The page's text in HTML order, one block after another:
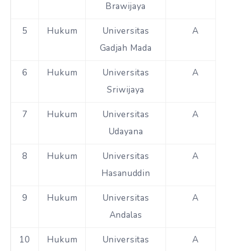
Brawijaya
5 Hukum
Universitas
Gadjah Mada
A
6 Hukum
Universitas
Sriwijaya
A
7 Hukum
Universitas
Udayana
A
8 Hukum
Universitas
Hasanuddin
A
9 Hukum
Universitas
Andalas
A
10 Hukum Universitas A